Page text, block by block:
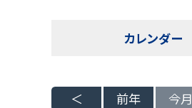
カレンダー
前年 今月